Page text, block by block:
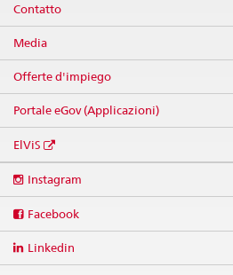
Contatto
Media
Offerte d'impiego
Portale eGov (Applicazioni)
ElViS
media
Instagram
Facebook
Linkedin